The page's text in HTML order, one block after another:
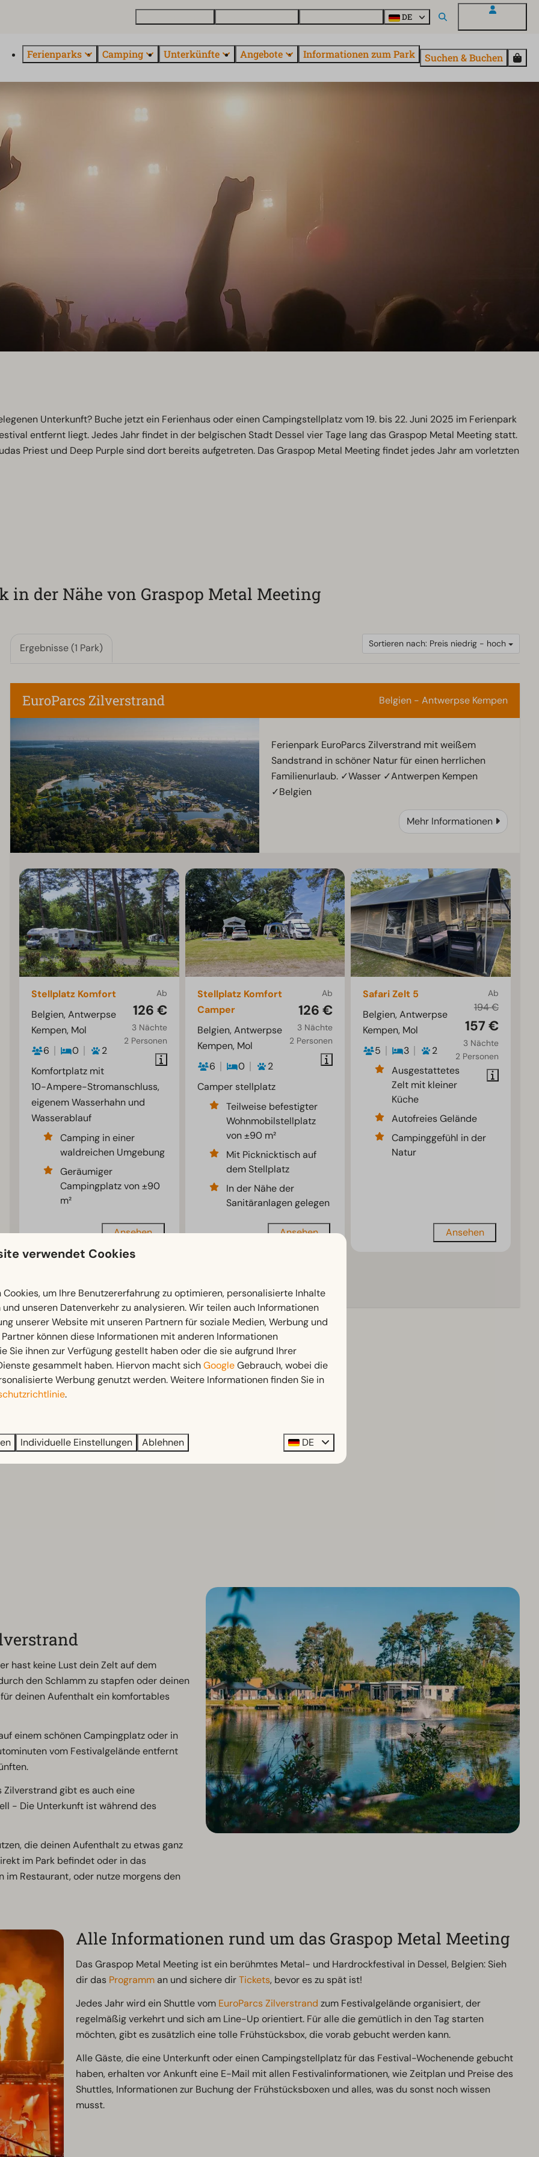
DE
Ferienparks Camping Unterkünfte Angebote Informationen zum Park Suchen & Buchen
Unterkunft? Buche jetzt ein Ferienhaus oder einen Campingstellplatz vom 19. bis 22. Juni 2025 im Ferienpark
entfernt liegt. Jedes Jahr findet in der belgischen Stadt Dessel vier Tage lang das Graspop Metal Meeting statt.
Priest und Deep Purple sind dort bereits aufgetreten. Das Graspop Metal Meeting findet jedes Jahr am vorletzten
in der Nähe von Graspop Metal Meeting
Sortieren nach: Preis niedrig - hoch
Ergebnisse (1 Park)
EuroParcs Zilverstrand Belgien - Antwerpse Kempen
Ferienpark EuroParcs Zilverstrand mit weißem
Sandstrand in schöner Natur für einen herrlichen
Familienurlaub. ✓Wasser ✓Antwerpen Kempen
✓Belgien
Mehr Informationen
Ab
126 €
3 Nächte
2 Personen
Stellplatz Komfort
Belgien, Antwerpse
Kempen, Mol
6
0
2
Komfortplatz mit
10-Ampere-Stromanschluss,
eigenem Wasserhahn und
Wasserablauf
Camping in einer
waldreichen Umgebung
Geräumiger
Campingplatz von ±90
m²
Ansehen
Ab
126 €
3 Nächte
2 Personen
Stellplatz Komfort
Camper
Belgien, Antwerpse
Kempen, Mol
6
0
2
Camper stellplatz
Teilweise befestigter
Wohnmobilstellplatz
von ±90 m²
Mit Picknicktisch auf
dem Stellplatz
In der Nähe der
Sanitäranlagen gelegen
Ansehen
Ab
194 €
157 €
3 Nächte
2 Personen
Safari Zelt 5
Belgien, Antwerpse
Kempen, Mol
5
3
2
Ausgestattetes
Zelt mit kleiner
Küche
Autofreies Gelände
Campinggefühl in der
Natur
Ansehen
hast keine Lust dein Zelt auf dem
den Schlamm zu stapfen oder deinen
deinen Aufenthalt ein komfortables
einem schönen Campingplatz oder in
vom Festivalgelände entfernt
Zilverstrand gibt es auch eine
- Die Unterkunft ist während des
die deinen Aufenthalt zu etwas ganz
im Park befindet oder in das
im Restaurant, oder nutze morgens den
Alle Informationen rund um das Graspop Metal Meeting
Das Graspop Metal Meeting ist ein berühmtes Metal- und Hardrockfestival in Dessel, Belgien: Sieh
dir das Programman und sichere dirTickets, bevor es zu spät ist!
Jedes Jahr wird ein Shuttle vom EuroParcs Zilverstrand zum Festivalgelände organisiert, der
regelmäßig verkehrt und sich am Line-Up orientiert. Für alle die gemütlich in den Tag starten
möchten, gibt es zusätzlich eine tolle Frühstücksbox, die vorab gebucht werden kann.
Alle Gäste, die eine Unterkunft oder einen Campingstellplatz für das Festival-Wochenende gebucht
haben, erhalten vor Ankunft eine E-Mail mit allen Festivalinformationen, wie Zeitplan und Preise des
Shuttles, Informationen zur Buchung der Frühstücksboxen und alles, was du sonst noch wissen
musst.
verwendet Cookies
um Ihre Benutzererfahrung zu optimieren, personalisierte Inhalte
unseren Datenverkehr zu analysieren. Wir teilen auch Informationen
unserer Website mit unseren Partnern für soziale Medien, Werbung und
können diese Informationen mit anderen Informationen
Sie ihnen zur Verfügung gestellt haben oder die sie aufgrund Ihrer
gesammelt haben. Hiervon macht sichGoogleGebrauch, wobei die
Werbung genutzt werden. Weitere Informationen finden Sie in
.
Individuelle Einstellungen Ablehnen DE